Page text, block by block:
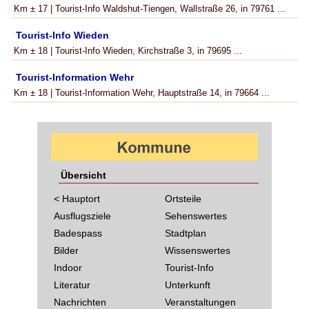
Km ± 17 | Tourist-Info Waldshut-Tiengen, Wallstraße 26, in 79761 ...
Tourist-Info Wieden
Km ± 18 | Tourist-Info Wieden, Kirchstraße 3, in 79695 ...
Tourist-Information Wehr
Km ± 18 | Tourist-Information Wehr, Hauptstraße 14, in 79664 ...
Übersicht
< Hauptort
Ausflugsziele
Badespass
Bilder
Indoor
Literatur
Nachrichten
Ortsteile
Sehenswertes
Stadtplan
Wissenswertes
Tourist-Info
Unterkunft
Veranstaltungen